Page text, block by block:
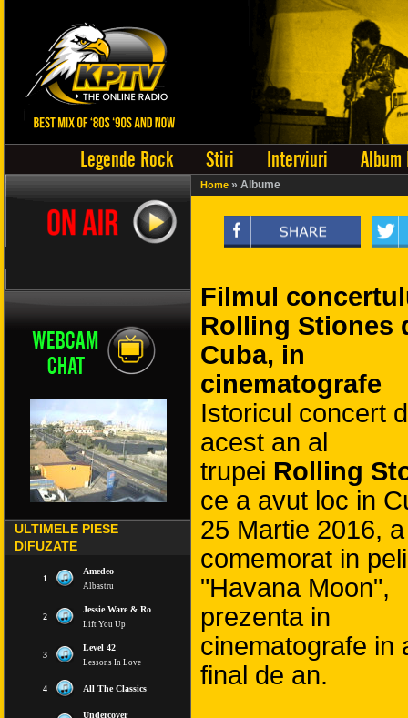
Legende Rock Stiri Interviuri Album
ULTIMELE PIESE
DIFUZATE
Home » Albume
Filmul
Rolling Stiones
Cuba, in
cinematografe
Istoricul concert
acest an al
trupei Rolling
ce a avut loc in
25 Martie 2016,
comemorat in
"Havana Moon",
prezenta in
cinematografe in
final de an.